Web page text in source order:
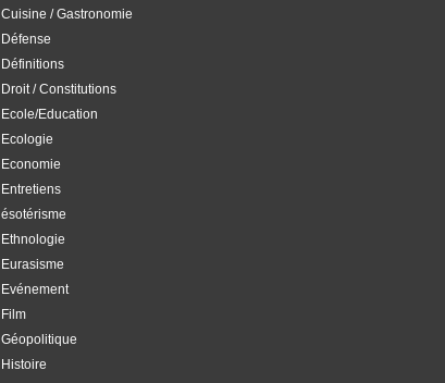
Cuisine / Gastronomie
Défense
Définitions
Droit / Constitutions
Ecole/Education
Ecologie
Economie
Entretiens
ésotérisme
Ethnologie
Eurasisme
Evénement
Film
Géopolitique
Histoire